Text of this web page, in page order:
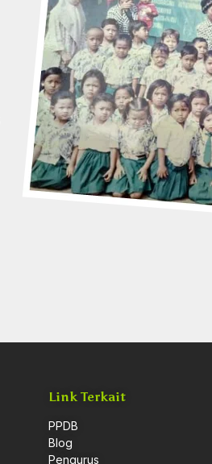
Link Terkait
PPDB
Blog
Pengurus